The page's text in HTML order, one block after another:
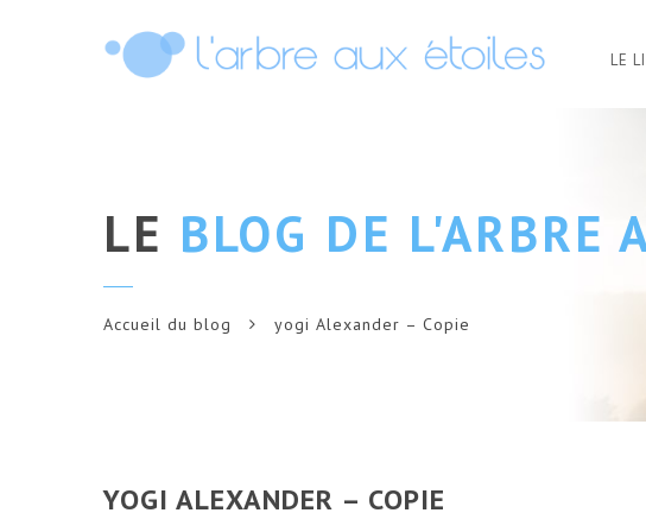
LE
LE BLOG DE L'ARBRE
Accueil du blog yogi Alexander – Copie
YOGI ALEXANDER – COPIE